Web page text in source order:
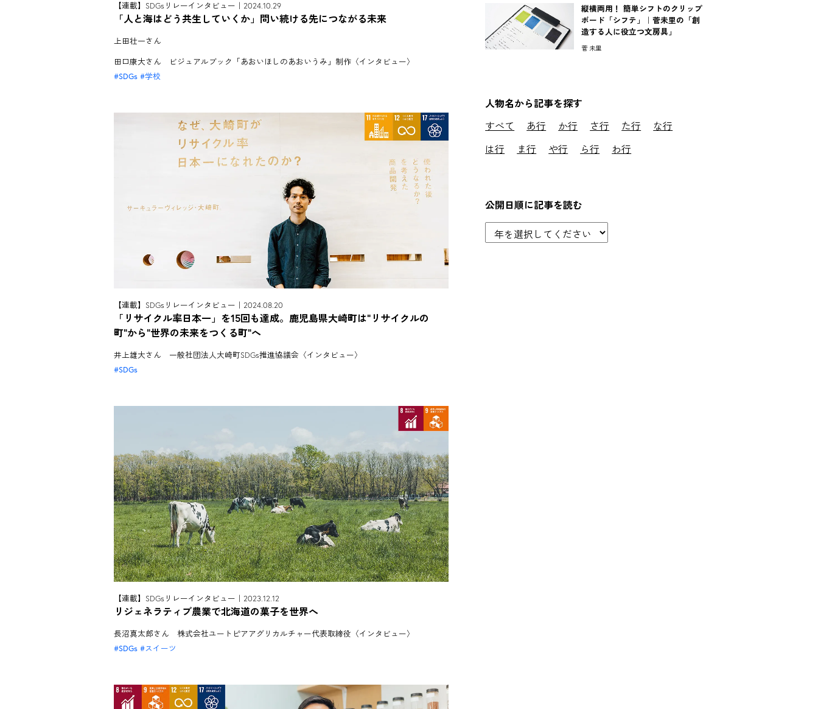
【連載】SDGsリレーインタビュー｜2024.10.29
「人と海はどう共生していくか」問い続ける先につながる未来
上田壮一さん
田口康大さん ビジュアルブック「あおいほしのあおいうみ」制作〈インタビュー〉
SDGs 学校
【連載】SDGsリレーインタビュー｜2024.08.20
「リサイクル率日本一」を15回も達成。鹿児島県大崎町は"リサイクルの
町"から"世界の未来をつくる町"へ
井上雄大さん 一般社団法人大崎町SDGs推進協議会〈インタビュー〉
SDGs
【連載】SDGsリレーインタビュー｜2023.12.12
リジェネラティブ農業で北海道の菓子を世界へ
長沼真太郎さん 株式会社ユートピアアグリカルチャー代表取締役〈インタビュー〉
SDGs スイーツ
縦横両用！ 簡単シフトのクリップ
ボード「シフテ」｜菅未里の「創
造する人に役立つ文房具」
菅 未里
人物名から記事を探す
すべて あ行 か行 さ行 た行
な行
は行
ま行 や行 ら行 わ行
公開日順に記事を読む